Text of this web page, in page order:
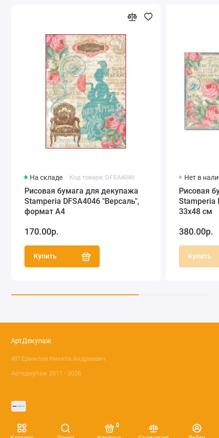
0
На складе Код товара: DFSA4046
Рисовая бумага для декупажа
Stamperia DFSA4046 "Версаль",
формат А4
170.00р.
Купить
Нет в
Рисовая
Stamperia
33x48 см
380.00р.
Купить
АртДекупаж
ИП Ермилов Никита Андреевич
Артедкупаж 2011 - 2026